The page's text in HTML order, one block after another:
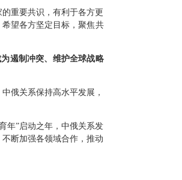
重要共识，有利于各方更
望各方坚定目标，聚焦共
遏制冲突、维护全球战略
俄关系保持高水平发展，
年”启动之年，中俄关系发
断加强各领域合作，推动